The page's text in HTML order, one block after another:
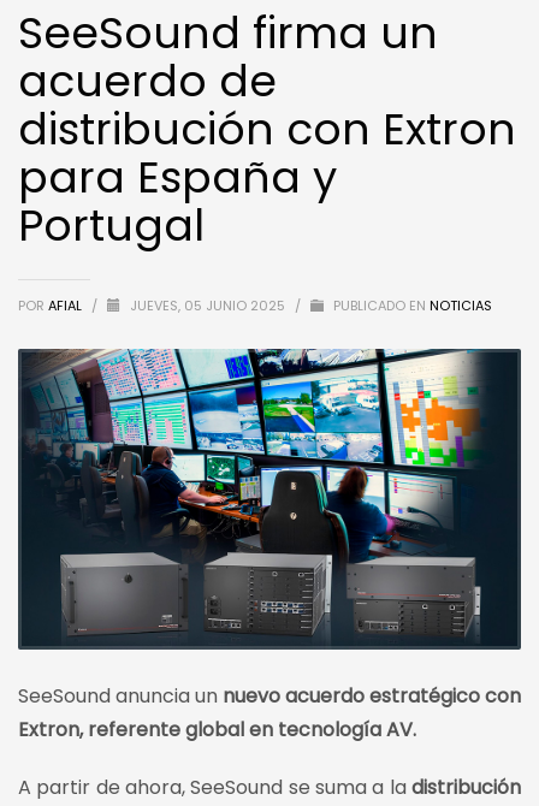
SeeSound firma un
acuerdo de
distribución con Extron
para España y
Portugal
POR AFIAL / JUEVES, 05 JUNIO 2025 / PUBLICADO EN NOTICIAS
SeeSound anuncia un nuevo acuerdo estratégico con
Extron, referente global en tecnología AV.
A partir de ahora, SeeSound se suma a ladistribución